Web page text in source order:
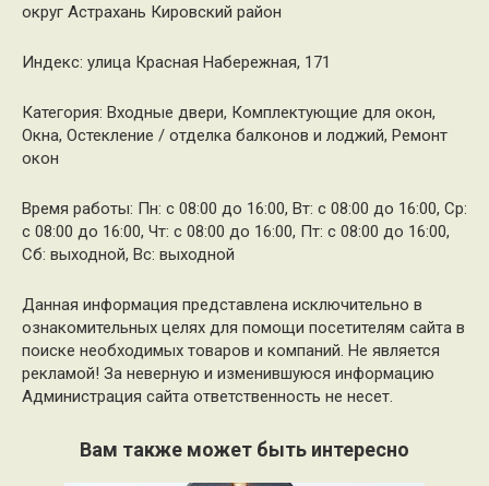
округ Астрахань Кировский район
Индекс: улица Красная Набережная, 171
Категория: Входные двери, Комплектующие для окон,
Окна, Остекление / отделка балконов и лоджий, Ремонт
окон
Время работы: Пн: с 08:00 до 16:00, Вт: с 08:00 до 16:00, Ср:
с 08:00 до 16:00, Чт: с 08:00 до 16:00, Пт: с 08:00 до 16:00,
Сб: выходной, Вс: выходной
Данная информация представлена исключительно в
ознакомительных целях для помощи посетителям сайта в
поиске необходимых товаров и компаний. Не является
рекламой! За неверную и изменившуюся информацию
Администрация сайта ответственность не несет.
Вам также может быть интересно